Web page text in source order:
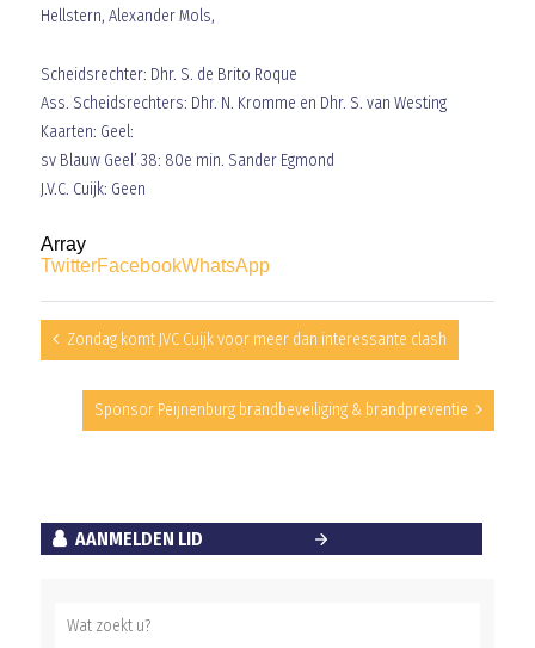
Hellstern, Alexander Mols,
Scheidsrechter: Dhr. S. de Brito Roque
Ass. Scheidsrechters: Dhr. N. Kromme en Dhr. S. van Westing
Kaarten: Geel:
sv Blauw Geel’ 38: 80e min. Sander Egmond
J.V.C. Cuijk: Geen
Array
TwitterFacebookWhatsApp
Zondag komt JVC Cuijk voor meer dan interessante clash
Sponsor Peijnenburg brandbeveiliging & brandpreventie
AANMELDEN LID